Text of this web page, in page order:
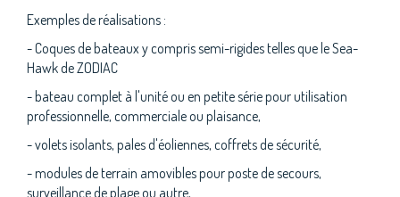
Exemples de réalisations :
- Coques de bateaux y compris semi-rigides telles que le Sea-
Hawk de ZODIAC
- bateau complet à l'unité ou en petite série pour utilisation
professionnelle, commerciale ou plaisance,
- volets isolants, pales d'éoliennes, coffrets de sécurité,
- modules de terrain amovibles pour poste de secours,
surveillance de plage ou autre,